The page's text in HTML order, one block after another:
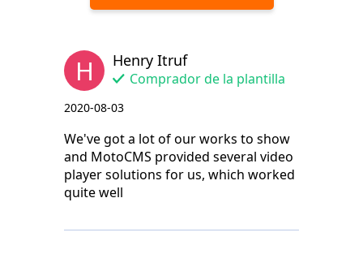
H Henry Itruf
Comprador de la plantilla
2020-08-03
We've got a lot of our works to show
and MotoCMS provided several video
player solutions for us, which worked
quite well